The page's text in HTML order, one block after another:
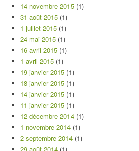
14 novembre 2015 (1)
31 août 2015 (1)
1 juillet 2015 (1)
24 mai 2015 (1)
16 avril 2015 (1)
1 avril 2015 (1)
19 janvier 2015 (1)
18 janvier 2015 (1)
14 janvier 2015 (1)
11 janvier 2015 (1)
12 décembre 2014 (1)
1 novembre 2014 (1)
2 septembre 2014 (1)